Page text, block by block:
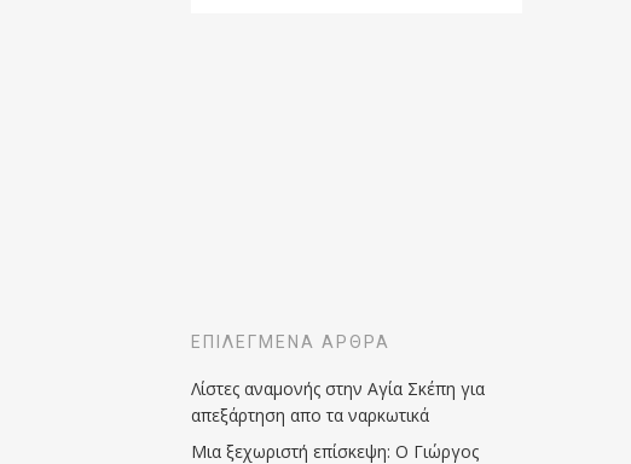
ΕΠΙΛΕΓΜΈΝΑ ΆΡΘΡΑ
Λίστες αναμονής στην Αγία Σκέπη για
απεξάρτηση απο τα ναρκωτικά
Μια ξεχωριστή επίσκεψη: Ο Γιώργος